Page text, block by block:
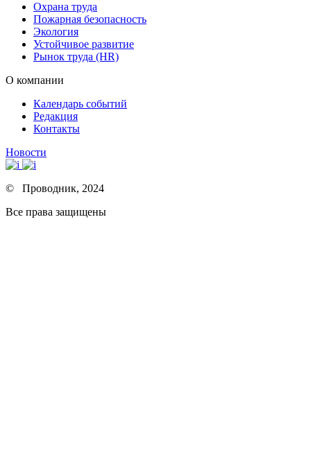
Охрана труда
Пожарная безопасность
Экология
Устойчивое развитие
Рынок труда (HR)
О компании
Календарь событий
Редакция
Контакты
Новости
© Проводник, 2024
Все права защищены